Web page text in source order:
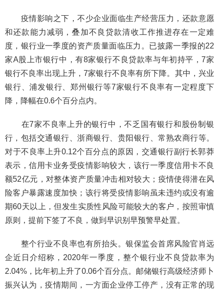
疫情影响之下，不少企业面临生产经营压力，还款意愿
和还款能力减弱，叠加不良贷款清收工作推进存在一定难
度，银行业一季度的资产质量面临压力。已披露一季报的22
家A股上市银行中，有8家银行不良贷款率与年初持平，7家
银行不良率出现上升，7家银行不良率有所下降。其中，兴业
银行、浦发银行、郑州银行等7家银行不良率有一定程度下
降，降幅在0.6个百分点内。
在7家不良率上升的银行中，不乏国有银行和股份制银
行，包括交通银行、浙商银行、贵阳银行、常熟农商行等。
对于不良率上升0.12个百分点的原因，交通银行副行长郭莽
表示，信用卡业务受疫情影响较大，该行一季度信用卡不良
额52亿元，对整体资产质量冲击相对较大；疫情使得潜在风
险客户暴露速度加快；该行将受疫情影响虽未违约或没有逾
期60天以上，但发生实质性风险可能较大的客户，按照审慎
原则，提前下签了不良，做到早识别早预警早处置。
整个行业不良率也有所抬头。银保监会首席风险官肖远
企近日介绍称，2020年一季度，整个银行业不良贷款率为
2.04%，比年初上升了0.06个百分点。邮储银行高级经济师卜
振兴认为，疫情期间，一方面企业停工停产，没有正常的现